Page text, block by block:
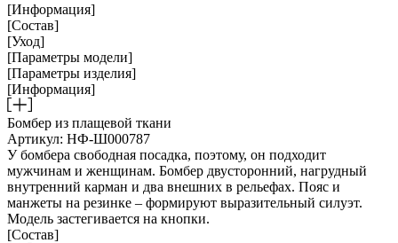
[Информация]
[Состав]
[Уход]
[Параметры модели]
[Параметры изделия]
[Информация]
Бомбер из плащевой ткани
Артикул: НФ-Ш000787
У бомбера свободная посадка, поэтому, он подходит
мужчинам и женщинам. Бомбер двусторонний, нагрудный
внутренний карман и два внешних в рельефах. Пояс и
манжеты на резинке – формируют выразительный силуэт.
Модель застегивается на кнопки.
[Состав]